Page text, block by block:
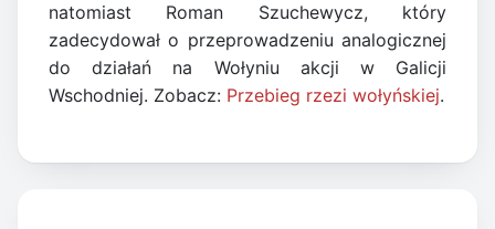
natomiast Roman Szuchewycz, który
zadecydował o przeprowadzeniu analogicznej
do działań na Wołyniu akcji w Galicji
Wschodniej. Zobacz: Przebieg rzezi wołyńskiej.